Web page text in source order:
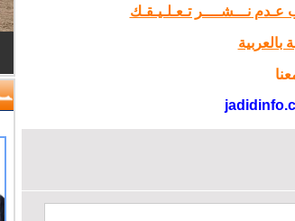
نـــشــــر تـعـلـيـقـك
بالعربية